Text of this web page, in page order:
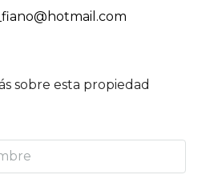
sobre esta propiedad